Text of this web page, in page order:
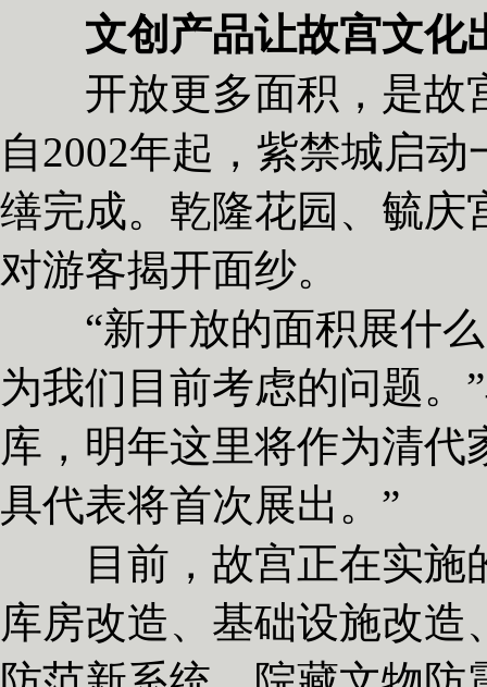
文创产品让故宫文化
开放更多面积，是故
自2002年起，紫禁城启
缮完成。乾隆花园、毓庆
对游客揭开面纱。
“新开放的面积展什么
为我们目前考虑的问题。
库，明年这里将作为清代
具代表将首次展出。”
目前，故宫正在实施
库房改造、基础设施改